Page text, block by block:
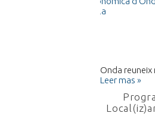
Onda reuneix
Leer mas »